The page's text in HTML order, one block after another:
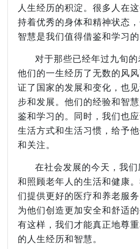
人生经历的积淀。很多人在
持着优秀的身体和精神状态
智慧是我们值得借鉴和学习的
对于那些已经年过九旬的
他们的一生经历了无数的风
证了国家的发展和变化，也
步和发展。他们的经验和智
鉴和学习的。同时，我们也
生活方式和生活习惯，给予
和关注。
在社会发展的今天，我
和照顾老年人的生活和健康
们提供更好的医疗和养老服
为他们创造更加安全和舒适
有这样，我们才能真正地尊
的人生经历和智慧。